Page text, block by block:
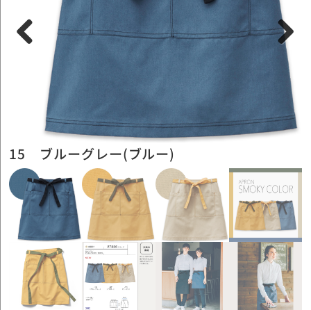
15 ブルーグレー(ブルー)
Previous Next